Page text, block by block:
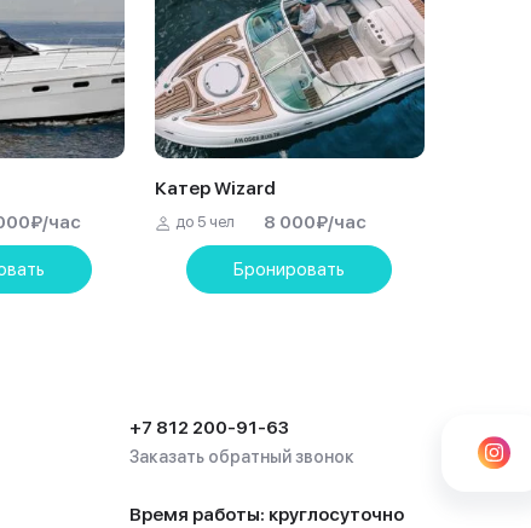
₽/час
Катер Wizard
до 5 чел 8 000₽/час
Бронировать
+7 812 200-91-63
Заказать обратный звонок
Время работы: круглосуточно